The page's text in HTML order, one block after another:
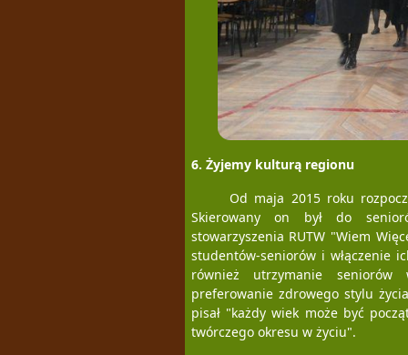
6. Żyjemy kulturą regionu
Od maja 2015 roku
Skierowany on był do
stowarzyszenia RUTW "Wiem
studentów-seniorów i włączenie
również utrzymanie
preferowanie zdrowego stylu
pisał "każdy wiek może być
twórczego okresu w życiu".